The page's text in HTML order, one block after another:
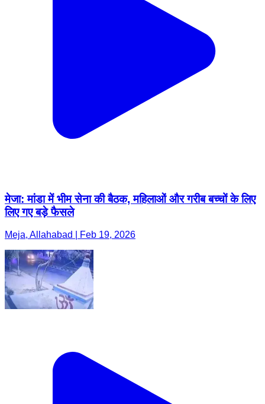
मेजा: मांडा में भीम सेना की बैठक, महिलाओं और गरीब बच्चों के लिए
लिए गए बड़े फैसले
Meja, Allahabad | Feb 19, 2026